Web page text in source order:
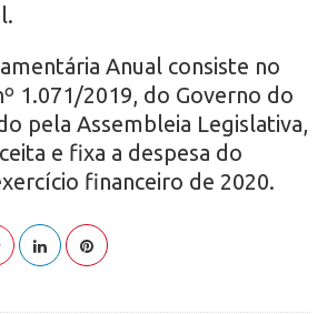
Anual consiste no
1.071/2019, do Governo do
pela Assembleia Legislativa,
e fixa a despesa do
financeiro de 2020.